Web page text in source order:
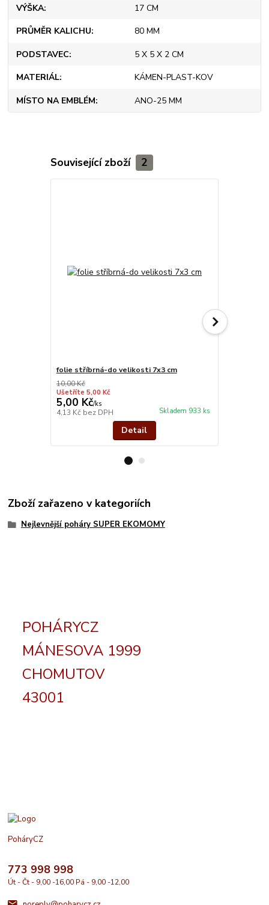
VÝŠKA 17 CM
PRŮMĚR KALICHU 80 MM
PODSTAVEC 5 X 5 X 2 CM
MATERIÁL KÁMEN-PLAST-KOV
MÍSTO NA EMBLÉM ANO-25 MM
Související zboží 2
folie stříbrná-do velikosti 7x3 cm
10,00 Kč
Ušetříte 5,00 Kč
5,00 Kč/ks
4,13 Kč bez DPH Skladem 933 ks
Detail
Zboží zařazeno v kategoriích
Nejlevnější poháry SUPER EKOMOMY
POHÁRYCZ
MÁNESOVA 1999
CHOMUTOV
43001
PoháryCZ
773 998 998
Út - Čt - 9,00 -16,00 Pá - 9,00 -12,00